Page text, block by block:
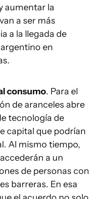
aumentar la
a ser más
a la llegada de
en
consumo. Para el
de aranceles abre
tecnología de
capital que podrían
Al mismo tiempo,
a un
de personas con
barreras. En esa